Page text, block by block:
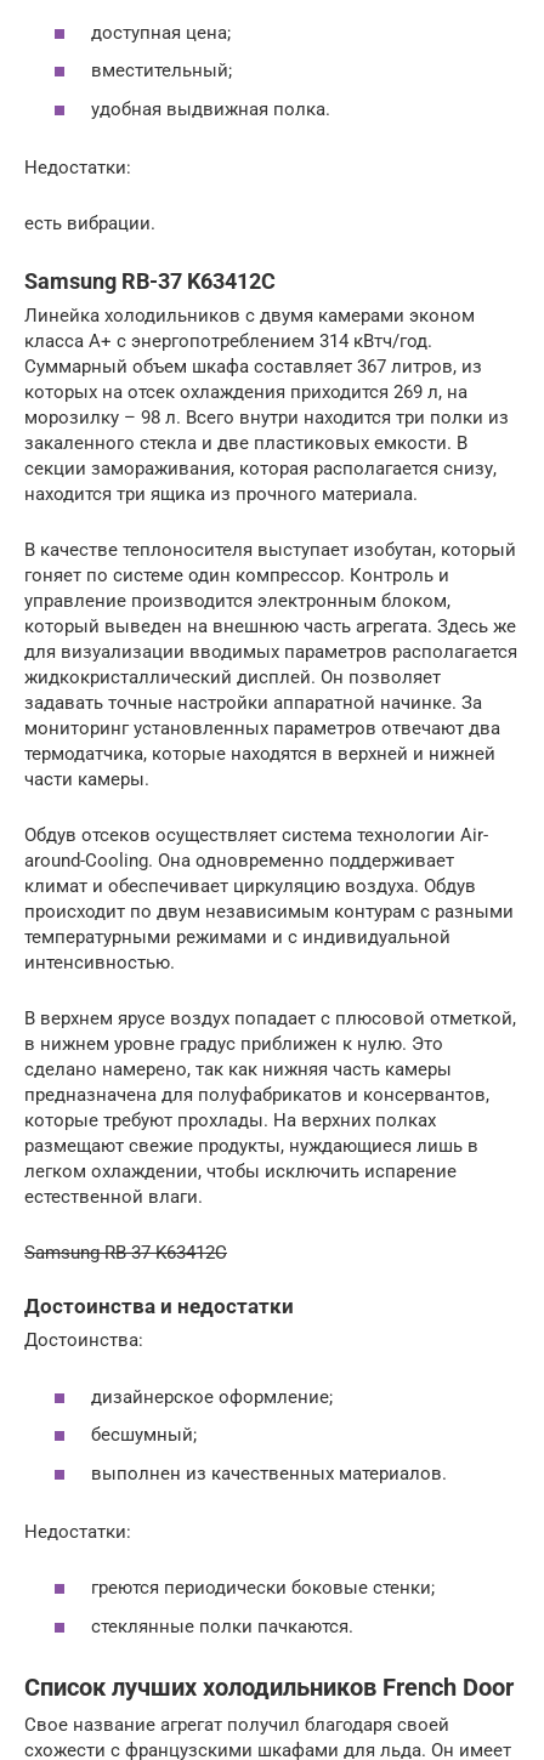
доступная цена;
вместительный;
удобная выдвижная полка.
Недостатки:
есть вибрации.
Samsung RB-37 K63412C
Линейка холодильников с двумя камерами эконом
класса А+ с энергопотреблением 314 кВтч/год.
Суммарный объем шкафа составляет 367 литров, из
которых на отсек охлаждения приходится 269 л, на
морозилку – 98 л. Всего внутри находится три полки из
закаленного стекла и две пластиковых емкости. В
секции замораживания, которая располагается снизу,
находится три ящика из прочного материала.
В качестве теплоносителя выступает изобутан, который
гоняет по системе один компрессор. Контроль и
управление производится электронным блоком,
который выведен на внешнюю часть агрегата. Здесь же
для визуализации вводимых параметров располагается
жидкокристаллический дисплей. Он позволяет
задавать точные настройки аппаратной начинке. За
мониторинг установленных параметров отвечают два
термодатчика, которые находятся в верхней и нижней
части камеры.
Обдув отсеков осуществляет система технологии Air-
around-Cooling. Она одновременно поддерживает
климат и обеспечивает циркуляцию воздуха. Обдув
происходит по двум независимым контурам с разными
температурными режимами и с индивидуальной
интенсивностью.
В верхнем ярусе воздух попадает с плюсовой отметкой,
в нижнем уровне градус приближен к нулю. Это
сделано намерено, так как нижняя часть камеры
предназначена для полуфабрикатов и консервантов,
которые требуют прохлады. На верхних полках
размещают свежие продукты, нуждающиеся лишь в
легком охлаждении, чтобы исключить испарение
естественной влаги.
Samsung RB-37 K63412C
Достоинства и недостатки
Достоинства:
дизайнерское оформление;
бесшумный;
выполнен из качественных материалов.
Недостатки:
греются периодически боковые стенки;
стеклянные полки пачкаются.
Список лучших холодильников French Door
Свое название агрегат получил благодаря своей
схожести с французскими шкафами для льда. Он имеет